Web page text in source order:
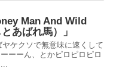
Man And Wild
あばれ馬）」
ケクソで無意味に速くして
ーーん、とかピロピロピロ